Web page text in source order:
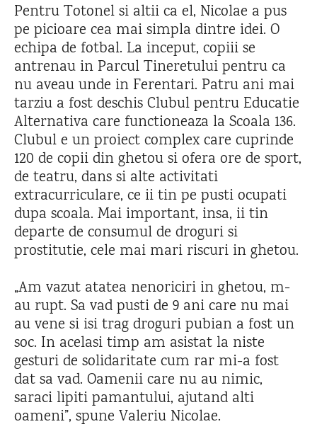
Pentru Totonel si altii ca el, Nicolae a pus
pe picioare cea mai simpla dintre idei. O
echipa de fotbal. La inceput, copiii se
antrenau in Parcul Tineretului pentru ca
nu aveau unde in Ferentari. Patru ani mai
tarziu a fost deschis Clubul pentru Educatie
Alternativa care functioneaza la Scoala 136.
Clubul e un proiect complex care cuprinde
120 de copii din ghetou si ofera ore de sport,
de teatru, dans si alte activitati
extracurriculare, ce ii tin pe pusti ocupati
dupa scoala. Mai important, insa, ii tin
departe de consumul de droguri si
prostitutie, cele mai mari riscuri in ghetou.
„Am vazut atatea nenoriciri in ghetou, m-
au rupt. Sa vad pusti de 9 ani care nu mai
au vene si isi trag droguri pubian a fost un
soc. In acelasi timp am asistat la niste
gesturi de solidaritate cum rar mi-a fost
dat sa vad. Oamenii care nu au nimic,
saraci lipiti pamantului, ajutand alti
oameni”, spune Valeriu Nicolae.